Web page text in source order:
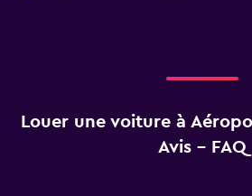
Louer une voiture à
Avis - FAQ